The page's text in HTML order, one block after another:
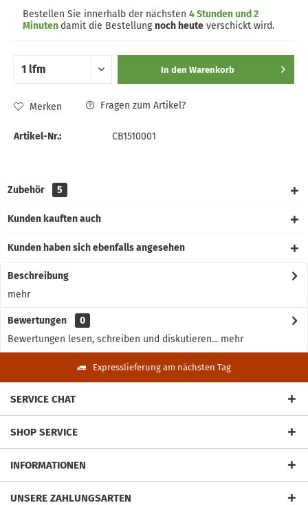
Bestellen Sie innerhalb der nächsten 4 Stunden und 2
Minuten damit die Bestellungnoch heute verschickt wird.
In den Warenkorb
Merken Fragen zum Artikel?
Artikel-Nr.: CB1510001
Zubehör 5
Kunden kauften auch
Kunden haben sich ebenfalls angesehen
Beschreibung
mehr
Bewertungen
0
Bewertungen lesen, schreiben und diskutieren... mehr
Expresslieferung am nächsten Tag
SERVICE CHAT
SHOP SERVICE
INFORMATIONEN
UNSERE ZAHLUNGSARTEN